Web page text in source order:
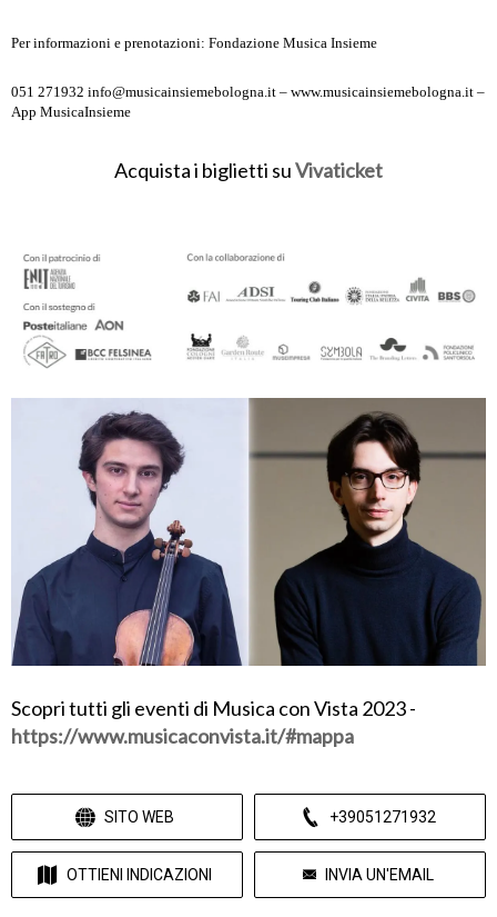
Per informazioni e prenotazioni: Fondazione Musica Insieme
051 271932 info@musicainsiemebologna.it – www.musicainsiemebologna.it –
App MusicaInsieme
Acquista i biglietti suVivaticket
Scopri tutti gli eventi di Musica con Vista 2023 -
https://www.musicaconvista.it/#mappa
SITO WEB +39051271932
OTTIENI INDICAZIONI INVIA UN'EMAIL